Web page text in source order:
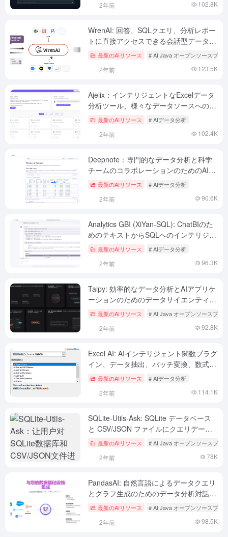
2年前 102.8K
WrenAI: 回答、SQLクエリ、分析レポー
トに直接アクセスできる会話型データ分
析AIアシスタント
最新のAIリソース # AI Java オープンソースプロ
2年前 123.5K
Ajelix：インテリジェントなExcelデータ
分析ツール、様々なデータソースへのア
クセス、様々なタイプの視覚的分析チャ
ートを生成するAI
最新のAIリソース # AIデータ分析
2年前 102.4K
Deepnote：専門的なデータ分析と科学
チームのコラボレーションのためのAI搭
載プラットフォーム
最新のAIリソース # AIデータ分析
2年前 90.6K
Analytics GBI (XiYan-SQL): ChatBIのた
めのテキストからSQLへのインテリジェ
ントデータ分析が簡単に
最新のAIリソース # AIデータ分析
2年前 96.3K
Taipy: 効率的なデータ分析とAIアプリケ
ーションのためのデータサイエンティス
ト向けPythonオープンソースライブラリ
最新のAIリソース # AI Java オープンソースプロ
2年前 92.8K
Excel AI: AIインテリジェント関数プラグ
イン、データ抽出、バッチ変換、数式生
成、データ分析を実現する
最新のAIリソース # AIデータ分析
2年前 114.1K
SQLite-Utils-Ask: SQLite データベース
と CSV/JSON ファイルにクエリデータ
をクエリできます。
最新のAIリソース # AI Java オープンソースプロ
2年前 78K
PandasAI: 自然言語によるデータクエリ
とグラフ生成のためのデータ分析対話プ
ラットフォーム
最新のAIリソース # AI Java オープンソースプロ
2年前 98.5K